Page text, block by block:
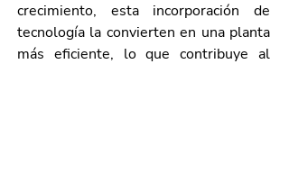
crecimiento, esta incorporación de
tecnología la convierten en una planta
más eficiente, lo que contribuye al